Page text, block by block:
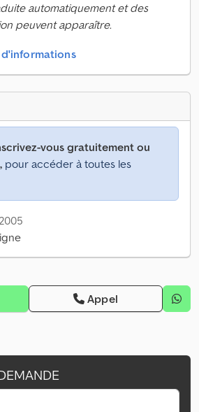
automatiquement et des
peuvent apparaître.
vous gratuitement ou
pour accéder à toutes les
Appel